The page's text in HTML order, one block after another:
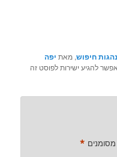
חיפוש, מאת יפה
להגיע ישירות לפוסט זה
*